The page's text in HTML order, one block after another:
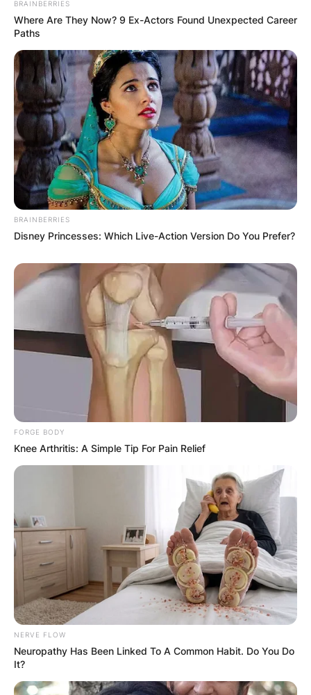
(ВИДЕО) Светиот Крст над село
Талашманце – симбол на вера,
љубов и заедништво
Повеќе
info@gladiator.mk
ГЛАДИАТОР
За нас
Политика на приватност
ПАРТНЕРИ:
BRAINBERRIES
Where Are They Now? 9 Ex-Actors Found Unexpected Career
Paths
BRAINBERRIES
Disney Princesses: Which Live-Action Version Do You Prefer?
FORGE BODY
Knee Arthritis: A Simple Tip For Pain Relief
NERVE FLOW
Neuropathy Has Been Linked To A Common Habit. Do You Do
It?